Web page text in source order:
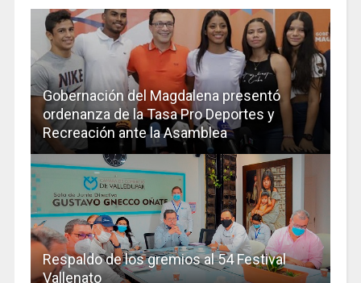
Gobernación del Magdalena presentó
ordenanza de la Tasa Pro Deportes y
Recreación ante la Asamblea
Respaldo de los gremios al 54 Festival
Vallenato